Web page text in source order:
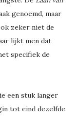
genoemd, maar
zeker niet de
lijkt men dat
specifiek de
een stuk langer
tot eind dezelfde